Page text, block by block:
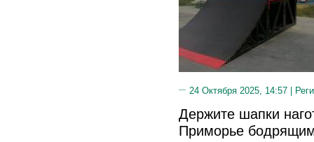
24 Октября 2025, 14:57 |
Держите шапки
Приморье